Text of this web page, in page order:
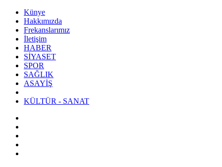
Künye
Hakkımızda
Frekanslarımız
İletişim
HABER
SİYASET
SPOR
SAĞLIK
ASAYİŞ
KÜLTÜR - SANAT